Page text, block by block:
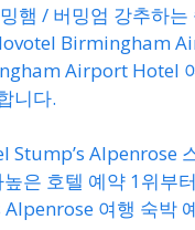
햄 / 버밍엄 강추하는
Birmingham
Airport Hotel
니다.
Stump’s Alpenrose
은 호텔 예약 1위부
여행 숙박